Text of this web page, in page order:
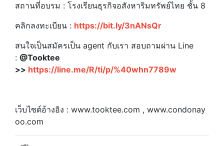
สถานที่อบรม : โรงเรียนธุรกิจอสังหาริมทรัพย์ไทย ชั้น 8
คลิกลงทะเบียน : https://bit.ly/3nANsQr
สนใจเป็นสมัครเป็น agent กับเรา สอบถามผ่าน Line
: @Tooktee
>> https://line.me/R/ti/p/%40whn7789w
เว็บไซต์อ้างอิง : www.tooktee.com , www.condonay
oo.com